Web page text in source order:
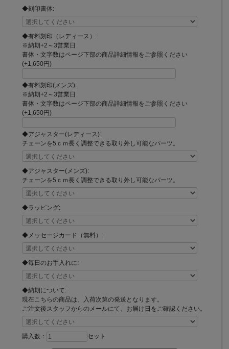
◆刻印書体:
◆有料刻印（レディース）:
※納期+2～3営業日
書体・文字数はページ下部の商品詳細情報をご参照ください
(+1,650円)
◆有料刻印(メンズ):
※納期+2～3営業日
書体・文字数はページ下部の商品詳細情報をご参照ください
(+1,650円)
◆アジャスター(レディース):
チェーンを5ｃｍ長く調整できる取り外し可能なパーツ。
◆アジャスター(メンズ):
チェーンを5ｃｍ長く調整できる取り外し可能なパーツ。
◆ラッピング:
◆メッセージカード（無料）:
◆毎日のお手入れに:
◆納期について:
現在こちらの商品は、入荷次第の発送となります。
ご注文後スタッフからのメールにて、お届け日をご確認ください。
購入数： セット